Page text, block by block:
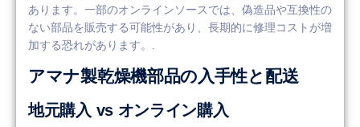
あります。一部のオンラインソースでは、偽造品や互換性の
ない部品を販売する可能性があり、長期的に修理コストが増
加する恐れがあります。.
アマナ製乾燥機部品の入手性と配送
地元購入 vs オンライン購入